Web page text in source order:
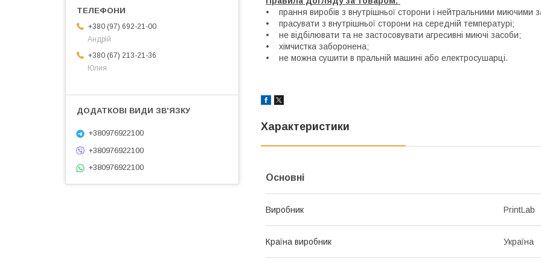
• прання виробів з внутрішньої сторони і нейтральними миючими
• прасувати з внутрішньої сторони на середній температурі;
• не відбілювати та не застосовувати агресивні миючі засоби;
• хімчистка заборонена;
• не можна сушити в пральній машині або електросушарці.
Характеристики
Основні
Виробник PrintLab
Країна виробник Україна
+380 (97) 692-21-00
Андрій
+380 (67) 213-21-36
Юлия
+380976922100
+380976922100
+380976922100